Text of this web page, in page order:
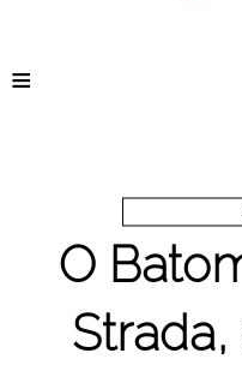
≡
O